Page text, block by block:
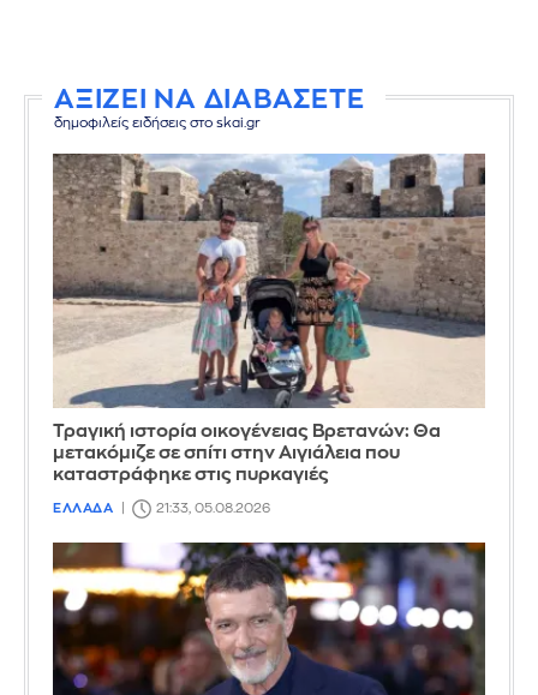
ΑΞΙΖΕΙ ΝΑ ΔΙΑΒΑΣΕΤΕ
δημοφιλείς ειδήσεις στο skai.gr
Τραγική ιστορία οικογένειας Βρετανών: Θα
μετακόμιζε σε σπίτι στην Αιγιάλεια που
καταστράφηκε στις πυρκαγιές
ΕΛΛΑΔΑ 21:33, 05.08.2026